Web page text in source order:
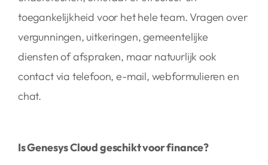
toegankelijkheid voor het hele team. Vragen over
vergunningen, uitkeringen, gemeentelijke
diensten of afspraken, maar natuurlijk ook
contact via telefoon, e-mail, webformulieren en
chat.
Is Genesys Cloud geschikt voor finance?